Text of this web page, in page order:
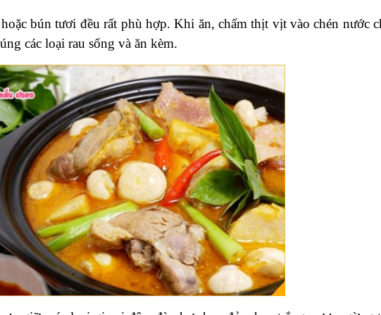
bún tươi đều rất phù hợp. Khi ăn, chấm thịt vịt vào chén nước
các loại rau sống và ăn kèm.